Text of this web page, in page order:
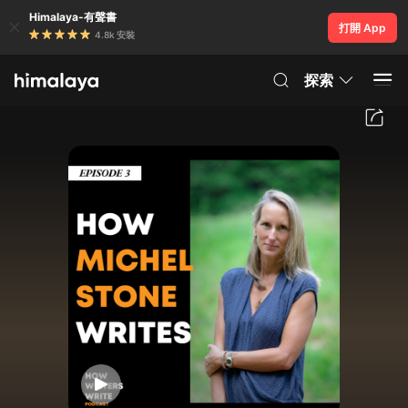
Himalaya-有聲書
4.8k 安裝
打開 App
探索